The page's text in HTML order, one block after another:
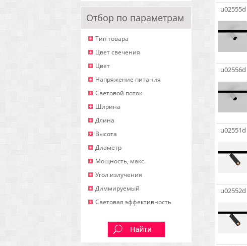
Отбор по параметрам
Тип товара
Цвет свечения
Цвет
Напряжение питания
Световой поток
Ширина
Длина
Высота
Диаметр
Мощность, макс.
Угол излучения
Диммируeмый
Световая эффективность
u02555d
u02556d
u02551d
u02552d